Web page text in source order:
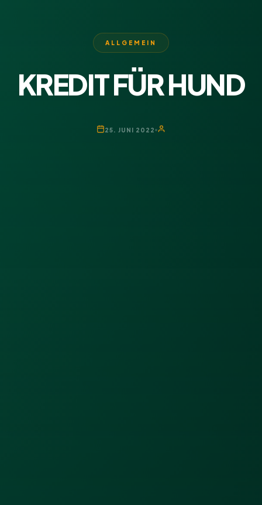
ALLGEMEIN
KREDIT FÜR HUND
25. JUNI 2022